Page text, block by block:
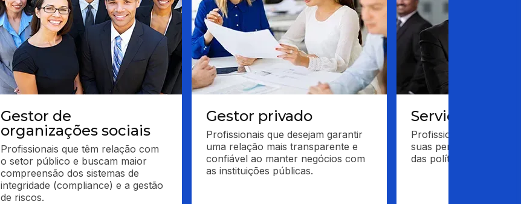
Gestor de
organizações sociais
Profissionais que têm relação com
o setor público e buscam maior
compreensão dos sistemas de
integridade (compliance) e a gestão
de riscos.
Gestor privado
Profissionais que desejam garantir
uma relação mais transparente e
confiável ao manter negócios com
as instituições públicas.
Servidores
Profissionais que
suas performances na
das políticas públicas.